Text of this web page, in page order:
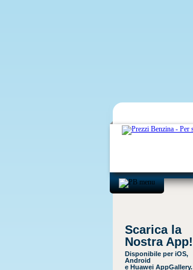
Scarica la
Nostra App!
Disponibile per iOS,
Android
e Huawei AppGallery.